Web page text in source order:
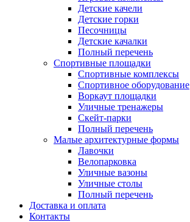
Детские качели
Детские горки
Песочницы
Детские качалки
Полный перечень
Спортивные площадки
Спортивные комплексы
Спортивное оборудование
Воркаут площадки
Уличные тренажеры
Скейт-парки
Полный перечень
Малые архитектурные формы
Лавочки
Велопарковка
Уличные вазоны
Уличные столы
Полный перечень
Доставка и оплата
Контакты